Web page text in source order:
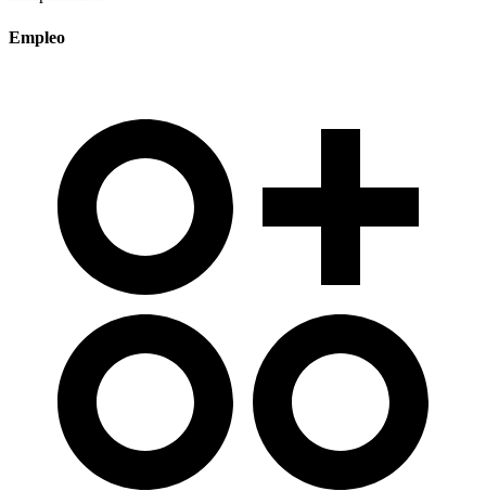
Empleo